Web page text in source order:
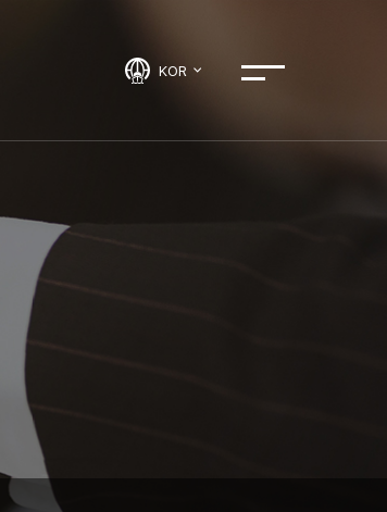
KOR